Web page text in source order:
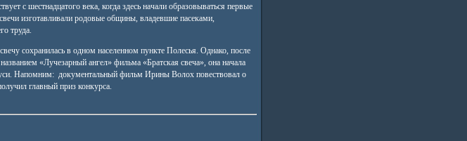
с шестнадцатого века, когда здесь начали образовываться первые
изготавливали родовые общины, владевшие пасеками,
труда.
сохранилась в одном населенном пункте Полесья. Однако, после
«Лучезарный ангел» фильма «Братская свеча», она начала
Напомним: документальный фильм Ирины Волох повествовал о
главный приз конкурса.